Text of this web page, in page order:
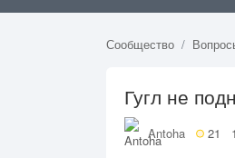
Сообщество
Гугл не
Antoha 21